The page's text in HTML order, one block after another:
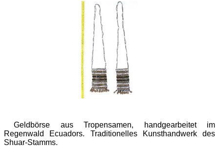
Geldbörse aus Tropensamen, handgearbeitet im
Regenwald Ecuadors. Traditionelles Kunsthandwerk des
Shuar-Stamms.